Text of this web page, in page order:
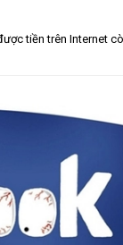
tiền trên Internet